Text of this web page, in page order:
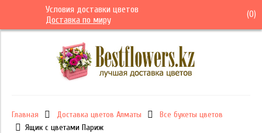
Условия доставки цветов
Доставка по миру
(0)
Главная Доставка цветов Алматы
Все букеты цветов
Ящик с цветами Париж